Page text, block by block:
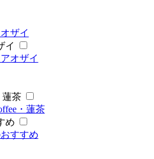
ザイ
イ
オザイ
蓮茶
・蓮茶
め
すすめ